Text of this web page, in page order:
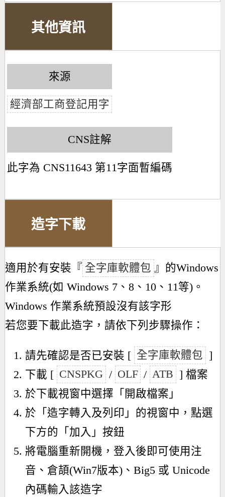
其他資訊
來源
經濟部工商登記用字
CNS註解
此字為 CNS11643 第11字面暫編碼
造字下載
適用於有安裝『 全字庫軟體包 』的Windows
作業系統(如 Windows 7、8、10、11等)。
Windows 作業系統預設沒有該字形
若您要下載此造字，請依下列步驟操作：
請先確認是否已安裝 [ 全字庫軟體包 ]
下載 [ CNSPKG / OLF / ATB ] 檔案
於下載視窗中選擇「開啟檔案」
於「造字轉入及列印」的視窗中，點選
下方的「加入」按鈕
將電腦重新開機，登入後即可使用注
音、倉頡(Win7版本)、Big5 或 Unicode
內碼輸入該造字